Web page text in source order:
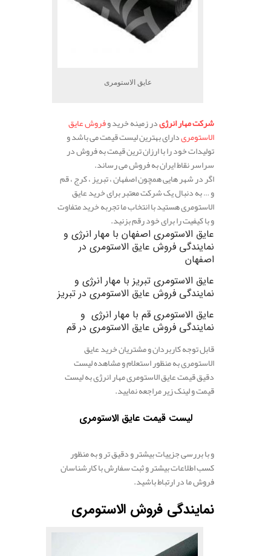
عایق الاستومری
شرکت مهار انرژیدر زمینه خرید وفروش عایق
الاستومریدارای بهترین لیست قیمت می باشد و
تولیدات خود را با ارزان ترین قیمت به فروش در
سراسر نقاط ایران به فروش می رساند.
اگر در شهر هایی همچون اصفهان ، تبریز ، کرج ، قم
و … به دنبال یک شرکت معتبر برای خرید عایق
الاستومری هستید با انتخاب ما تجربه خرید متفاوت
و با کیفیت را برای خود رقم بزنید.
عایق الاستومری اصفهان با مهار انرژی و
نمایندگی فروش عایق الاستومری در
اصفهان
عایق الاستومری تبریز با مهار انرژی و
نمایندگی فروش عایق الاستومری در تبریز
عایق الاستومری قم با مهار انرژی و
نمایندگی فروش عایق الاستومری در قم
قابل توجه کاربردان و مشتریان خرید عایق
الاستومری به منظور استعلام و مشاهده لیست
دقیق قیمت عایق الاستومری مهار انرژی به لیست
قیمت و لینک زیر مراجعه نمایید.
لیست قیمت عایق الاستومری
و با بررسی جزییات بیشتر و دقیق تر و به منظور
کسب اطلاعات بیشتر و ثبت سفارش با کارشناسان
فروش ما در ارتباط باشید.
نمایندگی فروش الاستومری